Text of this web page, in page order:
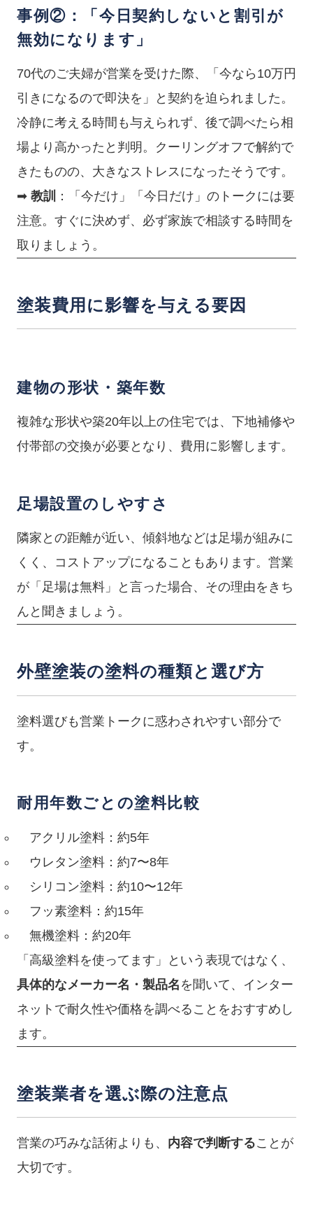
事例②：「今日契約しないと割引が
無効になります」
70代のご夫婦が営業を受けた際、「今なら10万円
引きになるので即決を」と契約を迫られました。
冷静に考える時間も与えられず、後で調べたら相
場より高かったと判明。クーリングオフで解約で
きたものの、大きなストレスになったそうです。
➡ 教訓 ：「今だけ」「今日だけ」のトークには要
注意。すぐに決めず、必ず家族で相談する時間を
取りましょう。
塗装費用に影響を与える要因
建物の形状・築年数
複雑な形状や築20年以上の住宅では、下地補修や
付帯部の交換が必要となり、費用に影響します。
足場設置のしやすさ
隣家との距離が近い、傾斜地などは足場が組みに
くく、コストアップになることもあります。営業
が「足場は無料」と言った場合、その理由をきち
んと聞きましょう。
外壁塗装の塗料の種類と選び方
塗料選びも営業トークに惑わされやすい部分で
す。
耐用年数ごとの塗料比較
アクリル塗料：約5年
ウレタン塗料：約7〜8年
シリコン塗料：約10〜12年
フッ素塗料：約15年
無機塗料：約20年
「高級塗料を使ってます」という表現ではなく、
具体的なメーカー名・製品名 を聞いて、インター
ネットで耐久性や価格を調べることをおすすめし
ます。
塗装業者を選ぶ際の注意点
営業の巧みな話術よりも、 内容で判断することが
大切です。